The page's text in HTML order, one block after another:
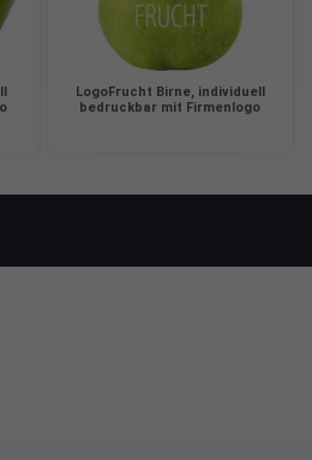
LogoFrucht Birne, individuell
bedruckbar mit Firmenlogo